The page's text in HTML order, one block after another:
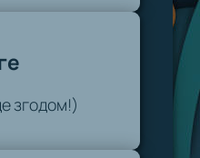
згодом!)